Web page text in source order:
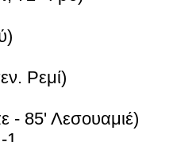
Ρεμί)
- 85' Λεσουαμιέ)